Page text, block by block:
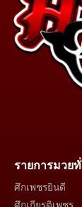
รายการมวย
ศึกเพชรยินดี